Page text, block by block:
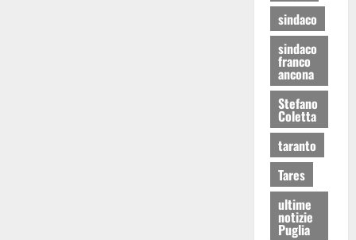
sindaco
sindaco
franco
ancona
Stefano
Coletta
taranto
Tares
ultime
notizie
Puglia